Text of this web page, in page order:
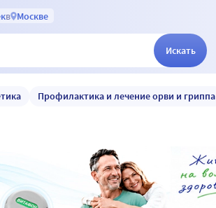
в Москве
Искать
Профилактика и лечение орви и гриппа